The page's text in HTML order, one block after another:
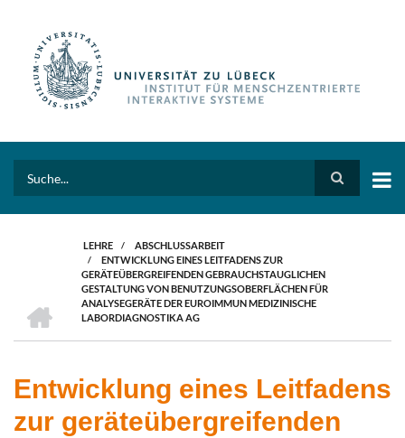
PFADNAVIGATION
LEHRE / ABSCHLUSSARBEIT
/
ENTWICKLUNG EINES LEITFADENS ZUR
GERÄTEÜBERGREIFENDEN GEBRAUCHSTAUGLICHEN
GESTALTUNG VON BENUTZUNGSOBERFLÄCHEN FÜR
ANALYSEGERÄTE DER EUROIMMUN MEDIZINISCHE
LABORDIAGNOSTIKA AG
Entwicklung eines Leitfadens
zur geräteübergreifenden